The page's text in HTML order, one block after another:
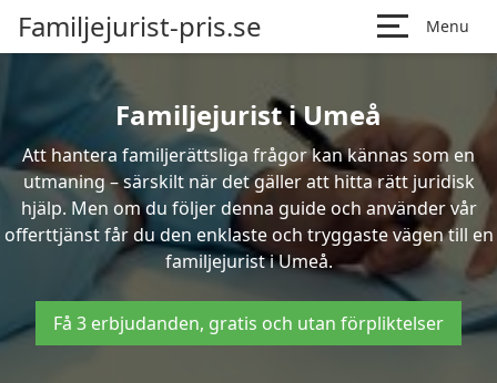
Familjejurist-pris.se Menu
Familjejurist i Umeå
Att hantera familjerättsliga frågor kan kännas som en
utmaning – särskilt när det gäller att hitta rätt juridisk
hjälp. Men om du följer denna guide och använder vår
offerttjänst får du den enklaste och tryggaste vägen till en
familjejurist i Umeå.
Få 3 erbjudanden, gratis och utan förpliktelser